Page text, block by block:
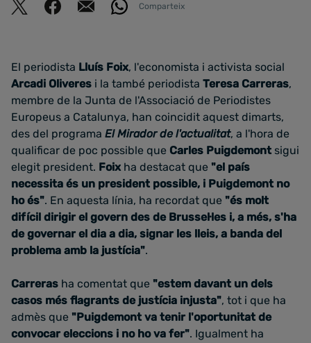
Comparteix
El periodista Lluís Foix, l'economista i activista social
Arcadi Oliveres i la també periodista Teresa Carreras,
membre de la Junta de l'Associació de Periodistes
Europeus a Catalunya, han coincidit aquest dimarts,
des del programa El Mirador de l'actualitat, a l'hora de
qualificar de poc possible que Carles Puigdemont sigui
elegit president. Foix ha destacat que "el país
necessita és un president possible, i Puigdemont no
ho és". En aquesta línia, ha recordat que "és molt
difícil dirigir el govern des de Brussel·les i, a més, s'ha
de governar el dia a dia, signar les lleis, a banda del
problema amb la justícia".
Carreras ha comentat que "estem davant un dels
casos més flagrants de justícia injusta", tot i que ha
admès que "Puigdemont va tenir l'oportunitat de
convocar eleccions i no ho va fer". Igualment ha